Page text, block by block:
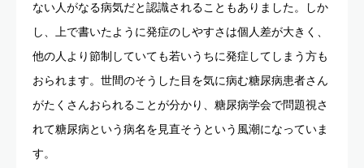
ない人がなる病気だと認識されることもありました。しか
し、上で書いたように発症のしやすさは個人差が大きく、
他の人より節制していても若いうちに発症してしまう方も
おられます。世間のそうした目を気に病む糖尿病患者さん
がたくさんおられることが分かり、糖尿病学会で問題視さ
れて糖尿病という病名を見直そうという風潮になっていま
す。